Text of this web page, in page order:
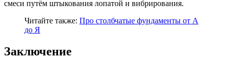
смеси путём штыкования лопатой и вибрирования.
Читайте также: Про столбчатые фундаменты от А
до Я
Заключение